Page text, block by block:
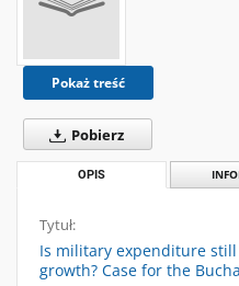
Pokaż treść
Pobierz
OPIS
Tytuł:
Is military expenditure
growth? Case for the